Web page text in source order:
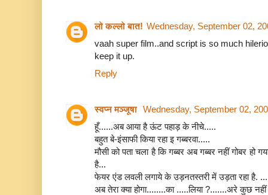
लो कल्लो बात! Wednesday, September 02,
vaah super film..and script is so much
keep it up.
Reply
स्वप्न मञ्जूषा Wednesday, September 02,
हूँ......अब आया है ऊंट पहाड़ के नीचे.....
बहुत बे-इंसाफी किया रहा इ गब्बरवा.....
मौसी को पता चला है कि गब्बर अब गब्बर नहीं गोबर हो
है...
फेयर एंड लवली लगाये के उड़नतस्तरी में उड़ता रहा है. ...
अब तेरा क्या होगा........का .....लिया ?.......अरे कुछ नहीं